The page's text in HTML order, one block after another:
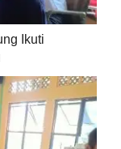
Ikuti